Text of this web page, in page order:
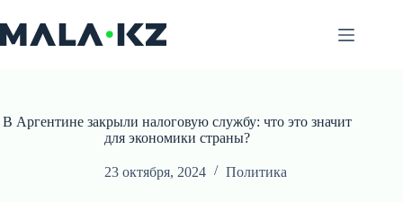
к
сути
В Аргентине закрыли налоговую службу: что это значит
для экономики страны?
23 октября, 2024 Политика